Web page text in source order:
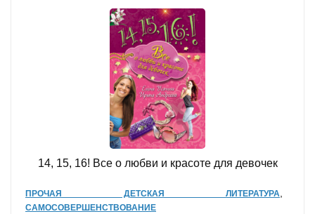
14, 15, 16! Все о любви и красоте для девочек
ПРОЧАЯ ДЕТСКАЯ ЛИТЕРАТУРА
САМОСОВЕРШЕНСТВОВАНИЕ